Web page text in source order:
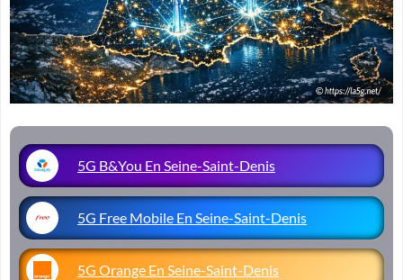
5G B&You En Seine-Saint-Denis
5G Free Mobile En Seine-Saint-Denis
5G Orange En Seine-Saint-Denis